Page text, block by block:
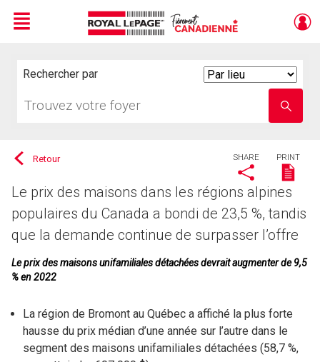
Menu
Rechercher par
votre
nom
Retour
SHARE PRINT
Le prix des maisons dans les régions alpines
populaires du Canada a bondi de 23,5 %, tandis
que la demande continue de surpasser l’offre
Le prix des maisons unifamiliales détachées devrait augmenter de 9,5
% en 2022
La région de Bromont au Québec a affiché la plus forte
hausse du prix médian d’une année sur l’autre dans le
segment des maisons unifamiliales détachées (58,7 %,